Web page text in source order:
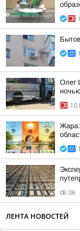
Олег
Жара:
08:06
ЛЕНТА НОВОСТЕЙ